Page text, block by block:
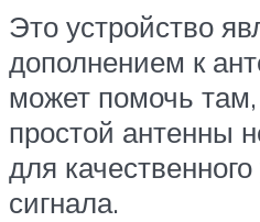
Это устройство
дополнением к
может помочь
простой антенны
для
сигнала.